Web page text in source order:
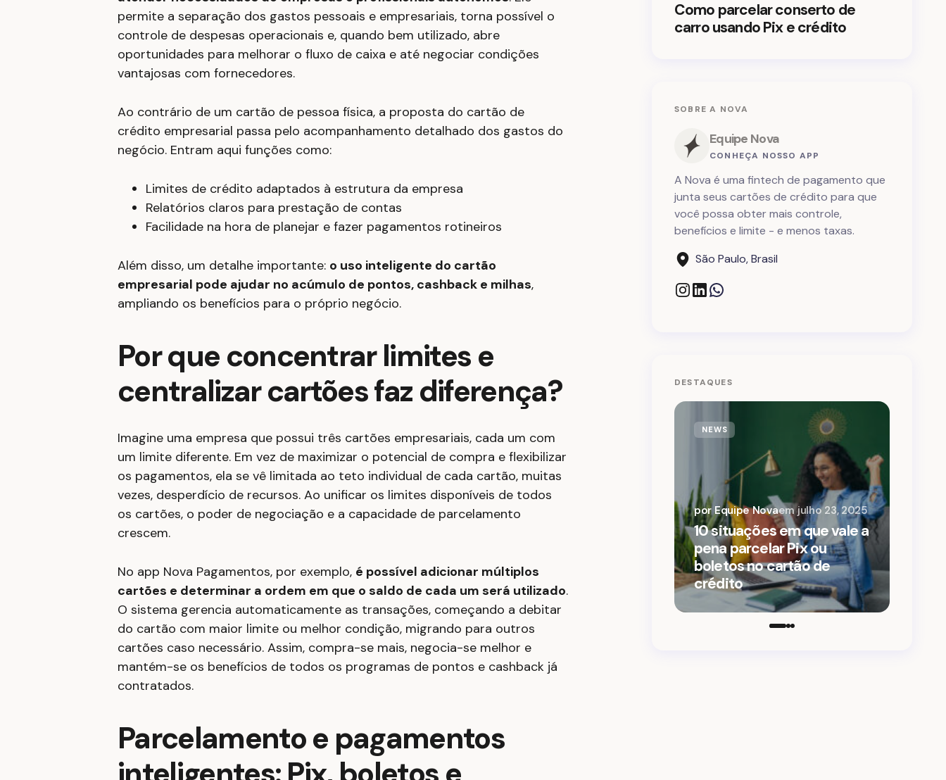
permite a separação dos gastos pessoais e empresariais, torna possível o
controle de despesas operacionais e, quando bem utilizado, abre
oportunidades para melhorar o fluxo de caixa e até negociar condições
vantajosas com fornecedores.
Ao contrário de um cartão de pessoa física, a proposta do cartão de
crédito empresarial passa pelo acompanhamento detalhado dos gastos do
negócio. Entram aqui funções como:
Limites de crédito adaptados à estrutura da empresa
Relatórios claros para prestação de contas
Facilidade na hora de planejar e fazer pagamentos rotineiros
Além disso, um detalhe importante: o uso inteligente do cartão
empresarial pode ajudar no acúmulo de pontos, cashback e milhas,
ampliando os benefícios para o próprio negócio.
Por que concentrar limites e
centralizar cartões faz diferença?
Imagine uma empresa que possui três cartões empresariais, cada um com
um limite diferente. Em vez de maximizar o potencial de compra e flexibilizar
os pagamentos, ela se vê limitada ao teto individual de cada cartão, muitas
vezes, desperdício de recursos. Ao unificar os limites disponíveis de todos
os cartões, o poder de negociação e a capacidade de parcelamento
crescem.
No app Nova Pagamentos, por exemplo, é possível adicionar múltiplos
cartões e determinar a ordem em que o saldo de cada um será utilizado.
O sistema gerencia automaticamente as transações, começando a debitar
do cartão com maior limite ou melhor condição, migrando para outros
cartões caso necessário. Assim, compra-se mais, negocia-se melhor e
mantém-se os benefícios de todos os programas de pontos e cashback já
contratados.
Parcelamento e pagamentos
Como parcelar conserto de
carro usando Pix e crédito
SOBRE A NOVA
Equipe Nova
CONHEÇA NOSSO APP
A Nova é uma fintech de pagamento que
junta seus cartões de crédito para que
você possa obter mais controle,
benefícios e limite - e menos taxas.
São Paulo, Brasil
DESTAQUES
NEWS
10 situações em que vale a
pena parcelar Pix ou
boletos no cartão de
crédito
por Equipe Novaem julho 23, 2025